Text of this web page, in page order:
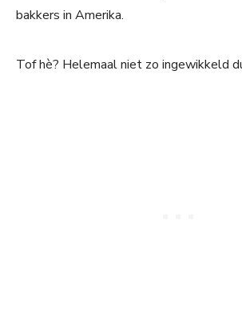
bakkers in Amerika.
Tof hè? Helemaal niet zo ingewikkeld